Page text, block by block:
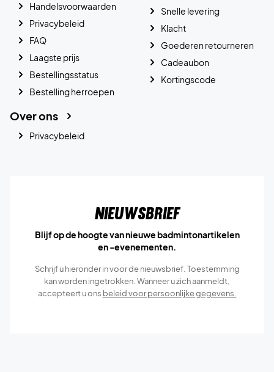
Handelsvoorwaarden
Privacybeleid
FAQ
Laagste prijs
Bestellingsstatus
Bestelling herroepen
Snelle levering
Klacht
Goederen retourneren
Cadeaubon
Kortingscode
Over ons
Privacybeleid
Nieuwsbrief
Blijf op de hoogte van nieuwe badmintonartikelen
en -evenementen.
Schrijf u hieronder in voor de nieuwsbrief. Toestemming
kan worden ingetrokken. Wanneer u zich aanmeldt,
accepteert u ons beleid voor persoonlijke gegevens.